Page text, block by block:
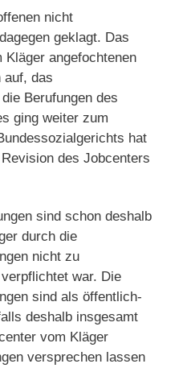
nicht
geklagt. Das
angefochtenen
auf, das
Berufungen des
ging weiter zum
hat
des Jobcenters
sind schon deshalb
durch die
nicht zu
war. Die
sind als öffentlich-
deshalb insgesamt
vom Kläger
versprechen lassen